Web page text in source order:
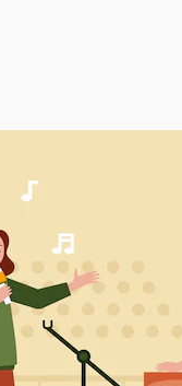
끌어내는 크리에이티브
, 엔터프라이즈, 에이전시,
는 100만 명 이상의 구독